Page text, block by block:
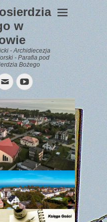
w
- Archidiecezja
- Parafia pod
Bożego
EmailYouTube